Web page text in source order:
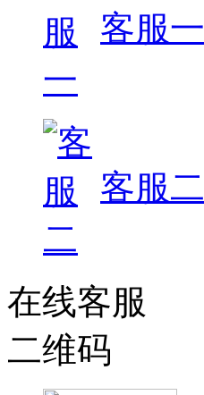
客服一
客服二
在线客服
二维码